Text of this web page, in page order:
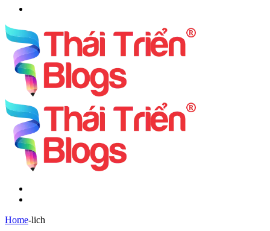
Home-lich